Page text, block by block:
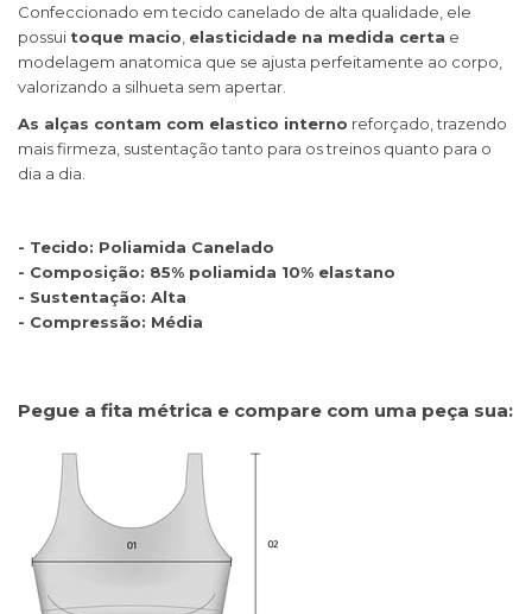
Confeccionado em tecido canelado de alta qualidade, ele
possui toque macio elasticidade na medida certa e
modelagem anatomica que se ajusta perfeitamente ao corpo,
valorizando a silhueta sem apertar.
As alças contam com elastico interno reforçado, trazendo
mais firmeza, sustentação tanto para os treinos quanto para o
dia a dia.
- Tecido: Poliamida Canelado
- Composição: 85% poliamida 10% elastano
- Sustentação: Alta
- Compressão: Média
Pegue a fita métrica e compare com uma peça sua: